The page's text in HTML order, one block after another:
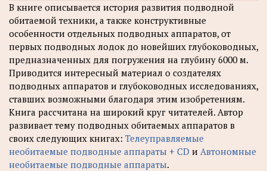
В книге описывается история развития подводной
обитаемой техники, а также конструктивные
особенности отдельных подводных аппаратов, от
первых подводных лодок до новейших глубоководных,
предназначенных для погружения на глубину 6000 м.
Приводится интересный материал о создателях
подводных аппаратов и глубоководных исследованиях,
ставших возможными благодаря этим изобретениям.
Книга рассчитана на широкий круг читателей. Автор
развивает тему подводных обитаемых аппаратов в
своих следующих книгах: Телеуправляемые
необитаемые подводные аппараты + CD и Автономные
необитаемые подводные аппараты.